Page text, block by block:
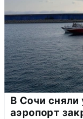
В Сочи сняли
аэропорт